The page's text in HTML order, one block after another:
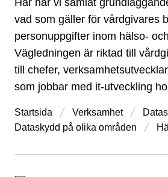
Här har vi samlat
vad som gäller för vårdgivares
personuppgifter inom hälso-
Vägledningen är riktad till
till chefer,
som jobbar med it-utveckling
Startsida Verksamhet
Dataskydd på olika områden